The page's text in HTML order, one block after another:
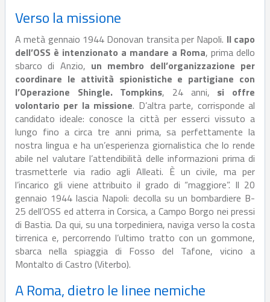
Verso la missione
A metà gennaio 1944 Donovan transita per Napoli. Il capo
dell’OSS è intenzionato a mandare a Roma, prima dello
sbarco di Anzio, un membro dell’organizzazione per
coordinare le attività spionistiche e partigiane con
l’Operazione Shingle. Tompkins, 24 anni, si offre
volontario per la missione. D’altra parte, corrisponde al
candidato ideale: conosce la città per esserci vissuto a
lungo fino a circa tre anni prima, sa perfettamente la
nostra lingua e ha un’esperienza giornalistica che lo rende
abile nel valutare l’attendibilità delle informazioni prima di
trasmetterle via radio agli Alleati. È un civile, ma per
l’incarico gli viene attribuito il grado di “maggiore”. Il 20
gennaio 1944 lascia Napoli: decolla su un bombardiere B-
25 dell’OSS ed atterra in Corsica, a Campo Borgo nei pressi
di Bastia. Da qui, su una torpediniera, naviga verso la costa
tirrenica e, percorrendo l’ultimo tratto con un gommone,
sbarca nella spiaggia di Fosso del Tafone, vicino a
Montalto di Castro (Viterbo).
A Roma, dietro le linee nemiche